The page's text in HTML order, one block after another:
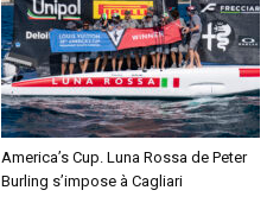
America’s Cup. Luna Rossa de Peter
Burling s’impose à Cagliari